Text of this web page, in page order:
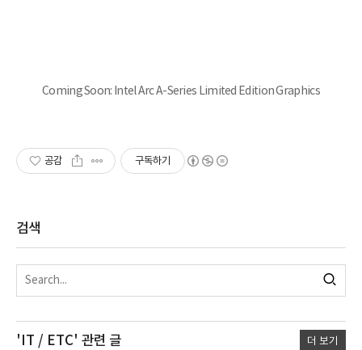
Coming Soon: Intel Arc A-Series Limited Edition Graphics
공감 구독하기
검색
'IT / ETC' 관련 글 더 보기